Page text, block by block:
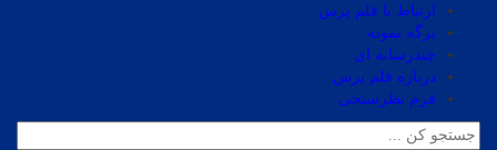
ارتباط با قلم پرس
برگه نمونه
چندرسانه ای
درباره قلم پرس
فرم نظرسنجی